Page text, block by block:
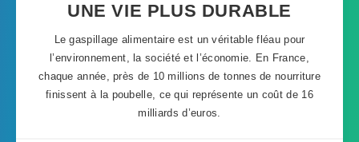
UNE VIE PLUS DURABLE
Le gaspillage alimentaire est un véritable fléau pour
l’environnement, la société et l’économie. En France,
chaque année, près de 10 millions de tonnes de nourriture
finissent à la poubelle, ce qui représente un coût de 16
milliards d’euros.